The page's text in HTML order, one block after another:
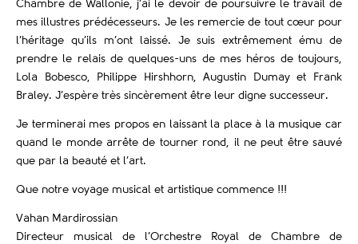
Chambre de Wallonie, j’ai le devoir de poursuivre le travail de
mes illustres prédécesseurs. Je les remercie de tout cœur pour
l’héritage qu’ils m’ont laissé. Je suis extrêmement ému de
prendre le relais de quelques-uns de mes héros de toujours,
Lola Bobesco, Philippe Hirshhorn, Augustin Dumay et Frank
Braley. J’espère très sincèrement être leur digne successeur.
Je terminerai mes propos en laissant la place à la musique car
quand le monde arrête de tourner rond, il ne peut être sauvé
que par la beauté et l’art.
Que notre voyage musical et artistique commence !!!
Vahan Mardirossian
Directeur musical de l’Orchestre Royal de Chambre de